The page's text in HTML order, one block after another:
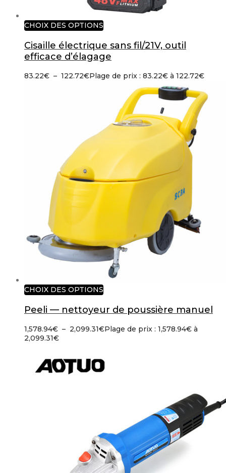
CHOIX DES OPTIONS
Cisaille électrique sans fil/21V, outil
efficace d’élagage
83.22€ – 122.72€Plage de prix : 83.22€ à 122.72€
CHOIX DES OPTIONS
Peeli — nettoyeur de poussière manuel
1,578.94€ – 2,099.31€Plage de prix : 1,578.94€ à
2,099.31€